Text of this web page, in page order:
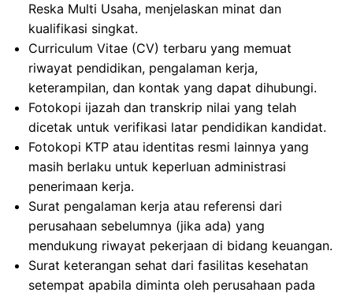
Reska Multi Usaha, menjelaskan minat dan
kualifikasi singkat.
Curriculum Vitae (CV) terbaru yang memuat
riwayat pendidikan, pengalaman kerja,
keterampilan, dan kontak yang dapat dihubungi.
Fotokopi ijazah dan transkrip nilai yang telah
dicetak untuk verifikasi latar pendidikan kandidat.
Fotokopi KTP atau identitas resmi lainnya yang
masih berlaku untuk keperluan administrasi
penerimaan kerja.
Surat pengalaman kerja atau referensi dari
perusahaan sebelumnya (jika ada) yang
mendukung riwayat pekerjaan di bidang keuangan.
Surat keterangan sehat dari fasilitas kesehatan
setempat apabila diminta oleh perusahaan pada